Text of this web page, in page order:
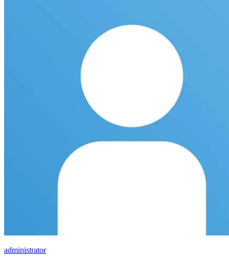
administrator